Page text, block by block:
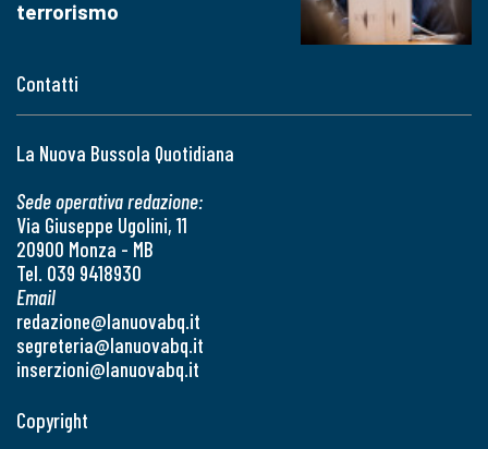
Contatti
La Nuova Bussola Quotidiana
Sede operativa redazione:
Via Giuseppe Ugolini, 11
20900 Monza - MB
Tel. 039 9418930
Email
redazione@lanuovabq.it
segreteria@lanuovabq.it
inserzioni@lanuovabq.it
terrorismo
Copyright